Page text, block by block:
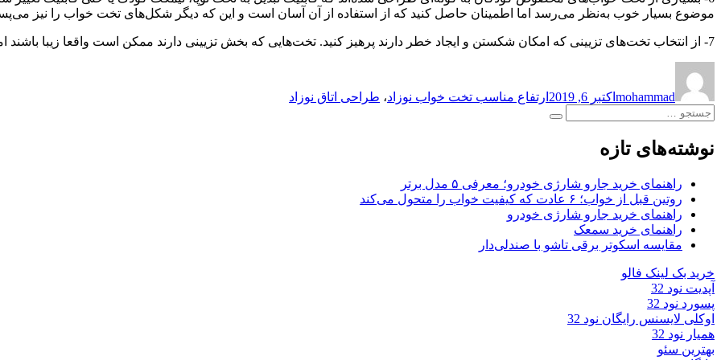
موضوع بسیار خوب به‌نظر می‌رسد اما اطمینان حاصل کنید که از استفاده از آن آسان است و این که دیگر شکل‌های تخت خواب را نیز
7- از انتخاب تخت‌های تزیینی که امکان شکستن و ایجاد خطر دارند پرهیز کنید. تخت‌هایی که بخش تزیینی دارند ممکن است واقعا زیبا باشند اما گاهی برای نوزاد خطرناک می‌شوند.
mohammadدر
اکتبر 6, 2019 ارتفاع مناسب تخت خواب نوزاد، طراحی اتاق نوزاد
جستجو
جستجو
نوشته‌های تازه
راهنمای خرید جارو شارژی خودرو؛ معرفی ۵ مدل برتر
روتین قبل از خواب؛ ۶ عادت که کیفیت خواب را متحول می‌کند
راهنمای خرید جارو شارژی خودرو
راهنمای خرید سمعک
مقایسه اسکوتر برقی تاشو با صندلی‌دار
خرید بک لینک فالو
آپدیت نود 32
پسورد نود 32
اوکلی لایسنس رایگان نود 32
همیار نود 32
بهترین سئو